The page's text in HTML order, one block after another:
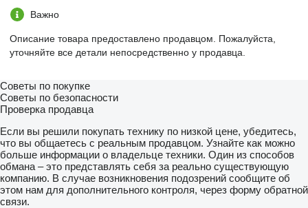
Важно
Описание товара предоставлено продавцом. Пожалуйста,
уточняйте все детали непосредственно у продавца.
Советы по покупке
Советы по безопасности
Проверка продавца
Если вы решили покупать технику по низкой цене, убедитесь,
что вы общаетесь с реальным продавцом. Узнайте как можно
больше информации о владельце техники. Один из способов
обмана – это представлять себя за реально существующую
компанию. В случае возникновения подозрений сообщите об
этом нам для дополнительного контроля, через форму обратной
связи.